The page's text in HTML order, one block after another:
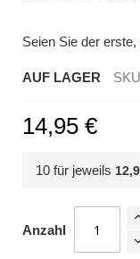
Seien Sie der
AUF LAGER SKU
14,95 €
10 für jeweils
Anzahl